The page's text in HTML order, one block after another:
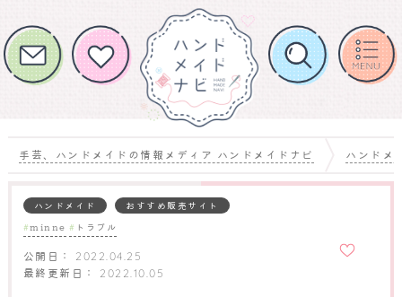
手芸、ハンドメイドの情報メディア ハンドメイドナビ ハンドメ
ハンドメイド おすすめ販売サイト
minne トラブル
公開日： 2022.04.25
最終更新日： 2022.10.05
入りに